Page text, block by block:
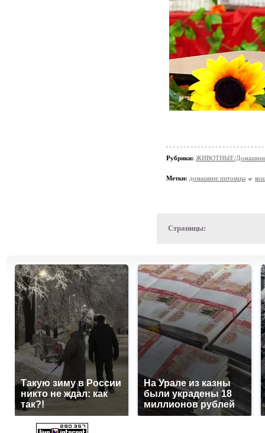
Рубрики: ЖИВОТНЫЕ/Домашние
Метки: домашние питомцы
Страницы:
Такую зиму в России
никто не ждал: как
так?!
На Урале из казны
были украдены 18
миллионов рублей